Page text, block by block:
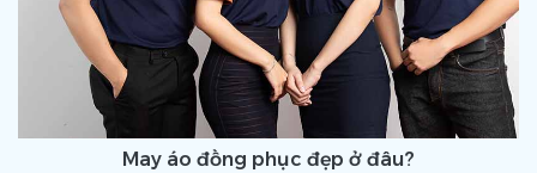
May áo đồng phục đẹp ở đâu?